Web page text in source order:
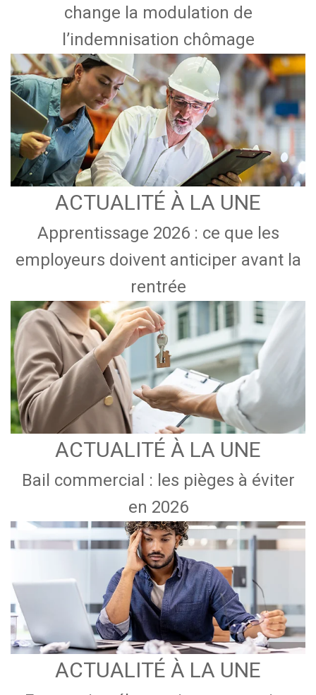
change la modulation de
l’indemnisation chômage
ACTUALITÉ À LA UNE
Apprentissage 2026 : ce que les
employeurs doivent anticiper avant la
rentrée
ACTUALITÉ À LA UNE
Bail commercial : les pièges à éviter
en 2026
ACTUALITÉ À LA UNE